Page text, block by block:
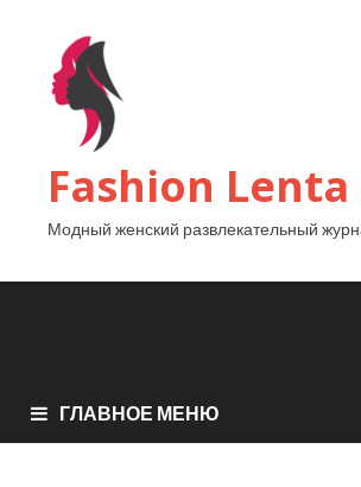
Fashion Lenta
Модный женский развлекательный
ГЛАВНОЕ МЕНЮ